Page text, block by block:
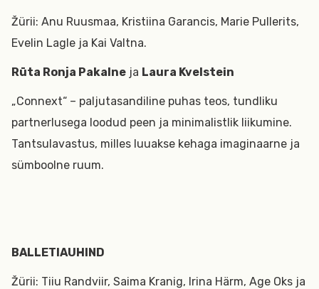
Žürii: Anu Ruusmaa, Kristiina Garancis, Marie Pullerits,
Evelin Lagle ja Kai Valtna.
Rūta Ronja Pakalne ja Laura Kvelstein
„Connext“ – paljutasandiline puhas teos, tundliku
partnerlusega loodud peen ja minimalistlik liikumine.
Tantsulavastus, milles luuakse kehaga imaginaarne ja
sümboolne ruum.
BALLETIAUHIND
Žürii: Tiiu Randviir, Saima Kranig, Irina Härm, Age Oks ja